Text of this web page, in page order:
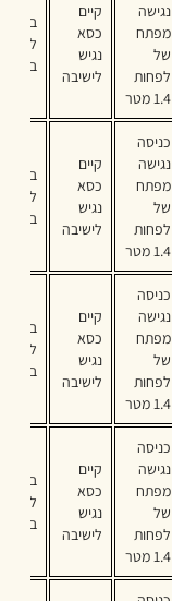
נגישה
מפתח
של
לפחות
1.4 מטר
קיים
כסא
נגיש
לישיבה
לקיים
בקניון
כניסה
נגישה
מפתח
של
לפחות
1.4 מטר
קיים
כסא
נגיש
לישיבה
לקיים
בקניון
כניסה
נגישה
מפתח
של
לפחות
1.4 מטר
קיים
כסא
נגיש
לישיבה
לקיים
בקניון
כניסה
נגישה
מפתח
של
לפחות
1.4 מטר
קיים
כסא
נגיש
לישיבה
לקיים
בקניון